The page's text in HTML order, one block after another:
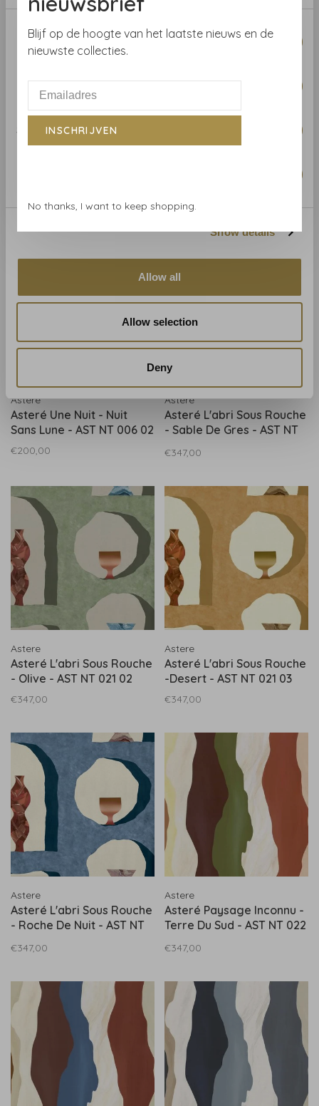
Consent
Selection
Necessary
Statistics
Show details
Allow all
Allow selection
Deny
€200,00 €200,00
Astere
Asteré Une Nuit - Nuit
Sans Lune - AST NT 006 02
€200,00
Astere
Asteré L'abri Sous Rouche
- Sable De Gres - AST NT
€347,00
Astere
Asteré L'abri Sous Rouche
- Olive - AST NT 021 02
€347,00
Astere
Asteré L'abri Sous Rouche
-Desert - AST NT 021 03
€347,00
Astere
Asteré L'abri Sous Rouche
- Roche De Nuit - AST NT
€347,00
Astere
Asteré Paysage Inconnu -
Terre Du Sud - AST NT 022
€347,00
Blijf op de hoogte van het laatste nieuws en de
nieuwste collecties.
INSCHRIJVEN
No thanks, I want to keep shopping.